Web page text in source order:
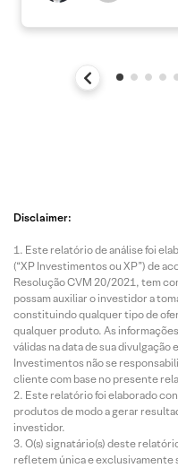
Disclaimer:
Este relatório de análise foi
(“XP Investimentos ou XP”) de
Resolução CVM 20/2021, tem
possam auxiliar o investidor a
constituindo qualquer tipo de
qualquer produto. As
válidas na data de sua
Investimentos não se
cliente com base no presente
Este relatório foi elaborado
produtos de modo a gerar
investidor.
O(s) signatário(s) deste
refletem única e exclusivamente